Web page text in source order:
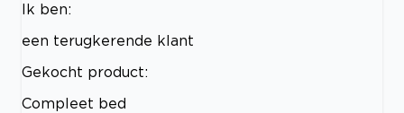
Ik ben:
een terugkerende klant
Gekocht product:
Compleet bed